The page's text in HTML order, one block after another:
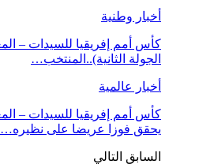
أخبار وطنية
الجولة الثانية)..المنتخب…
أخبار عالمية
يحقق فوزا عريضا على نظيره…
السابق التالي